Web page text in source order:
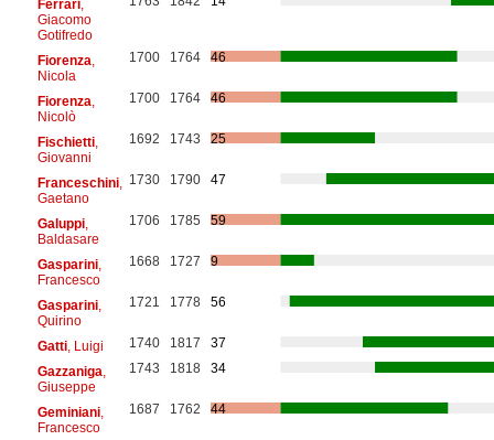
Ferrari,
Giacomo
Gotifredo
Fiorenza
Nicola
1700 1764 46
Fiorenza
Nicolò
1700 1764 46
Fischietti,
Giovanni
1692 1743 25
Franceschini,
Gaetano
1730 1790 47
Galuppi,
Baldasare
1706 1785 59
Gasparini,
Francesco
1668 1727 9
Gasparini,
Quirino
1721 1778 56
Gatti, Luigi 1740 1817
37
Gazzaniga
Giuseppe
1743 1818 34
Geminiani,
Francesco
1687 1762 44